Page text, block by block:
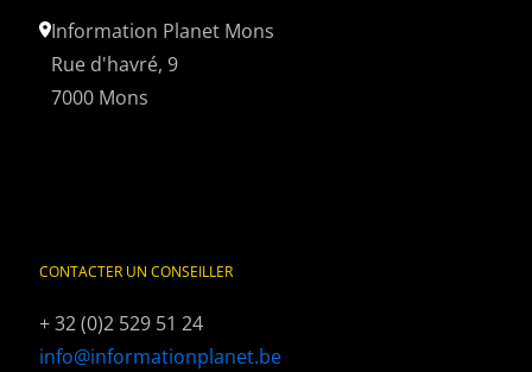
Information Planet Mons
Rue d'havré, 9
7000 Mons
CONTACTER UN CONSEILLER
+ 32 (0)2 529 51 24
info@informationplanet.be